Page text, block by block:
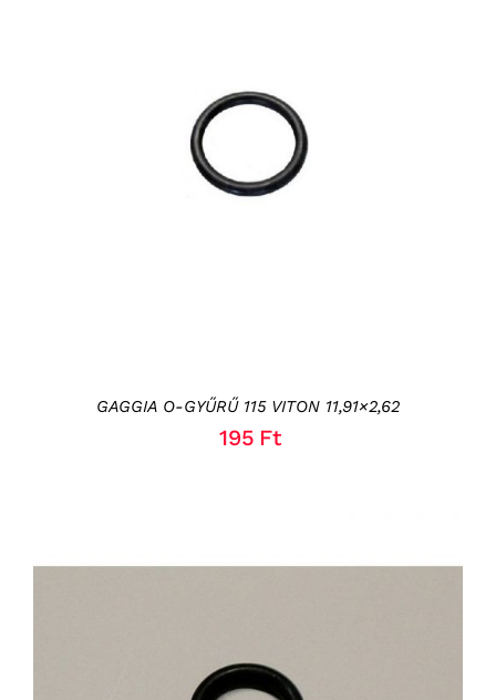
KOSÁRBA TESZEM RÉSZLETEK
GAGGIA O-GYŰRŰ 115 VITON 11,91×2,62
195 Ft